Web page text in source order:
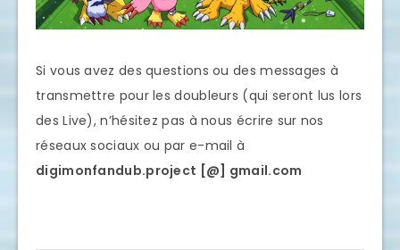
Si vous avez des questions ou des messages à
transmettre pour les doubleurs (qui seront lus lors
des Live), n’hésitez pas à nous écrire sur nos
réseaux sociaux ou par e-mail à
digimonfandub.project [@] gmail.com